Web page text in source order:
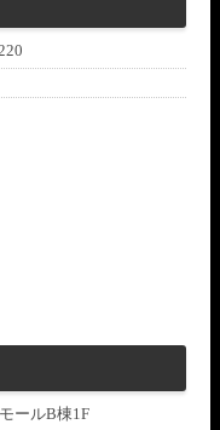
ールB棟1F